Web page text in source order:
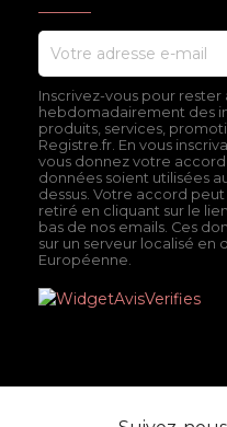
Inscrivez-vous pour rester
hebdomadairement des
produits, services,
Registre.fr. En vous
vous donnez votre
données soient utilisées
dessus. Votre accord
retiré en cliquant sur le
bas de nos emails. Ces
sur un serveur localisé en
Européenne.